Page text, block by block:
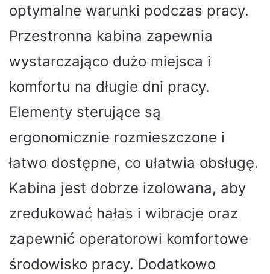
optymalne warunki podczas pracy.
Przestronna kabina zapewnia
wystarczająco dużo miejsca i
komfortu na długie dni pracy.
Elementy sterujące są
ergonomicznie rozmieszczone i
łatwo dostępne, co ułatwia obsługę.
Kabina jest dobrze izolowana, aby
zredukować hałas i wibracje oraz
zapewnić operatorowi komfortowe
środowisko pracy. Dodatkowo